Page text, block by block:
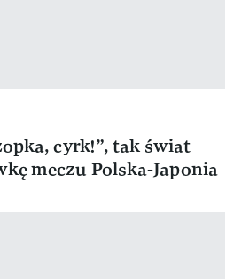
cyrk!”, tak świat
meczu Polska-Japonia